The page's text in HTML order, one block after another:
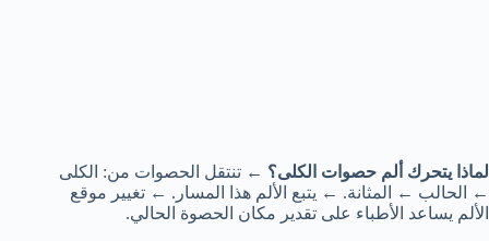
لماذا يتحرك ألم حصوات الكلى؟ ← تنتقل الحصوات من: الكلى
← الحالب ← المثانة. ← يتبع الألم هذا المسار. ← تغيير موقع
الألم يساعد الأطباء على تقدير مكان الحصوة الحالي.